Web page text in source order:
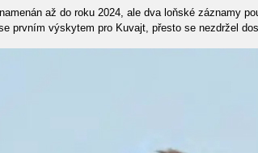
až do roku 2024, ale dva loňské záznamy
prvním výskytem pro Kuvajt, přesto se nezdržel